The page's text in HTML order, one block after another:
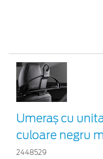
Umeraș cu
culoare negru
2448529